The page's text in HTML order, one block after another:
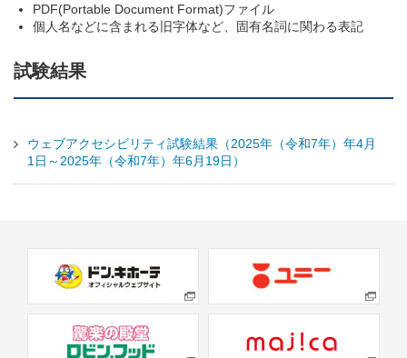
PDF(Portable Document Format)ファイル
個人名などに含まれる旧字体など、固有名詞に関わる表記
試験結果
ウェブアクセシビリティ試験結果（2025年（令和7年）年4月
1日～2025年（令和7年）年6月19日）